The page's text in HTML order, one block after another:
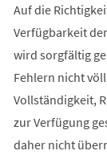
Auf die
Verfügbarkeit
wird sorgfältig
Fehlern nicht
Vollständigkeit,
zur Verfügung
daher nicht